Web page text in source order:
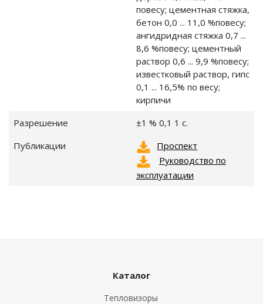
повесy; цементная стяжка,
бетон 0,0 ... 11,0 %повесy;
ангидридная стяжка 0,7 ...
8,6 %повесy; цементный
раствоp 0,6 ... 9,9 %повесy;
известковый раствор, гипc
0,1 ... 16,5% по весу;
кирпичи
Разрешение
±1 % 0,1 1 с.
Публикации
Проспект
Руководство по
эксплуатации
Каталог
Тепловизоры